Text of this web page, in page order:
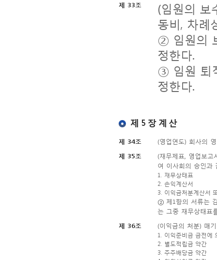
제 33조
(임원의 보
동비, 차례
② 임원의
정한다.
③ 임원 퇴
정한다.
제 5 장 계 산
제 34조
(영업연도) 회사의
제 35조
(재무제표, 영업보
여 이사회의 승인과
1. 재무상태표
2. 손익계산서
3. 이익금처분계산서
② 제1항의 서류는
는 그중 재무상태표
제 36조
(이익금의 처분) 매
1. 이익준비금 금전에
2. 별도적립금 약간
3. 주주배당금 약간